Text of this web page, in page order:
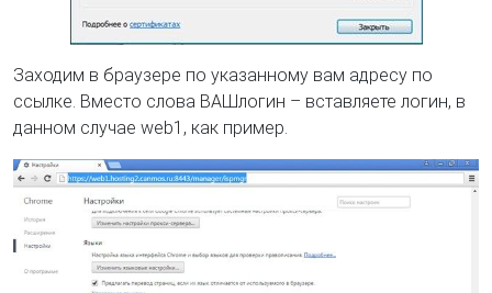
Заходим в браузере по указанному вам адресу по
ссылке. Вместо слова ВАШлогин – вставляете логин, в
данном случае web1, как пример.